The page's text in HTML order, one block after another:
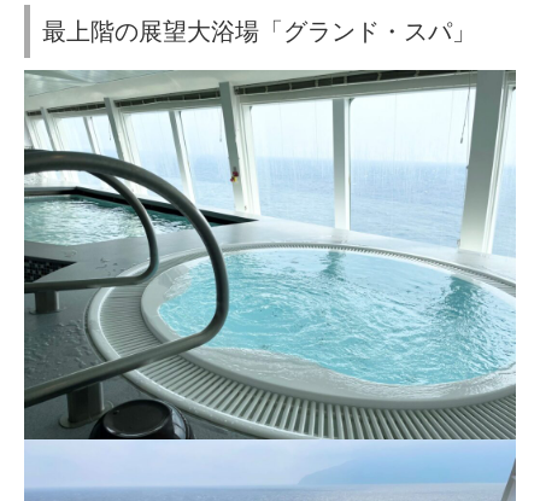
最上階の展望大浴場「グランド・スパ」